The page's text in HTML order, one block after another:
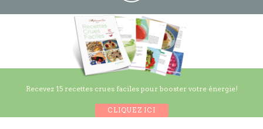
Recevez 15 recettes crues faciles pour booster votre énergie!
CLIQUEZ ICI